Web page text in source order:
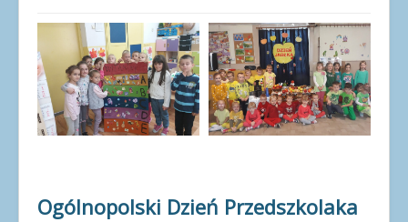
Aktualności
O szkole
Galeria
Osiągnięcia
Dla nauczycieli
Ogólnopolski Dzień Przedszkolaka